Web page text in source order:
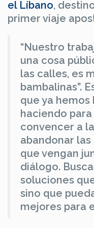
el Líbano,
primer viaje
“Nuestro
una cosa
las calles, es
bambalinas”.
que ya
haciendo
convencer a
abandonar las
que vengan
diálogo.
soluciones
sino que
mejores para